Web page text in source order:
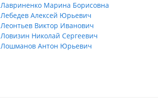
Лавриненко Марина Борисовна
Лебедев Алексей Юрьевич
Леонтьев Виктор Иванович
Ловизин Николай Сергеевич
Лошманов Антон Юрьевич